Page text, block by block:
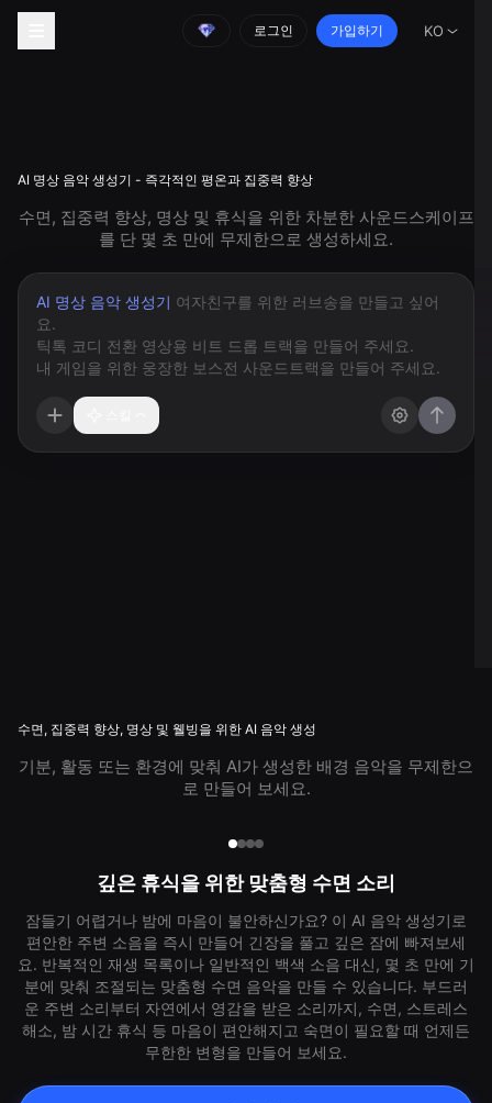
로그인 가입하기 KO
AI 명상 음악 생성기 - 즉각적인 평온과 집중력 향상
수면, 집중력 향상, 명상 및 휴식을 위한 차분한 사운드스케이프
를 단 몇 초 만에 무제한으로 생성하세요.
AI 명상 음악 생성기
수면, 집중력 향상, 명상 및 웰빙을 위한 AI 음악 생성
기분, 활동 또는 환경에 맞춰 AI가 생성한 배경 음악을 무제한으
로 만들어 보세요.
깊은 휴식을 위한 맞춤형 수면 소리
잠들기 어렵거나 밤에 마음이 불안하신가요? 이 AI 음악 생성기로
편안한 주변 소음을 즉시 만들어 긴장을 풀고 깊은 잠에 빠져보세
요. 반복적인 재생 목록이나 일반적인 백색 소음 대신, 몇 초 만에 기
분에 맞춰 조절되는 맞춤형 수면 음악을 만들 수 있습니다. 부드러
운 주변 소리부터 자연에서 영감을 받은 소리까지, 수면, 스트레스
해소, 밤 시간 휴식 등 마음이 편안해지고 숙면이 필요할 때 언제든
무한한 변형을 만들어 보세요.